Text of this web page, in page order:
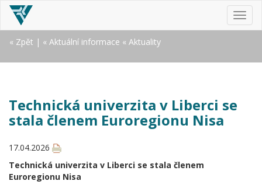
« Zpět | « Aktuální informace « Aktuality
Technická univerzita v Liberci se
stala členem Euroregionu Nisa
17.04.2026
Technická univerzita v Liberci se stala členem
Euroregionu Nisa